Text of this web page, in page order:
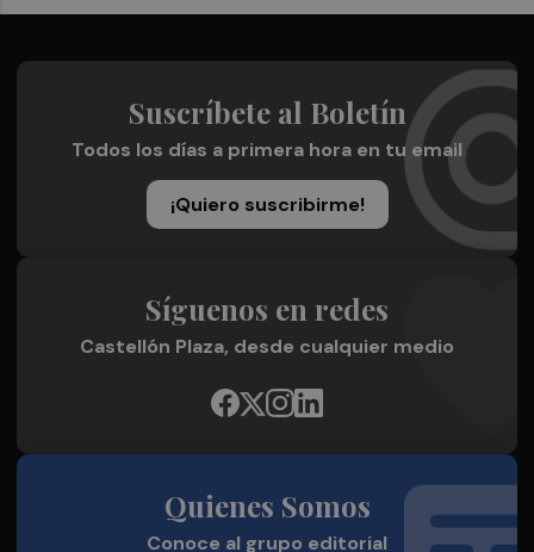
Suscríbete al Boletín
Todos los días a primera hora en tu email
¡Quiero suscribirme!
Síguenos en redes
Castellón Plaza, desde cualquier medio
Quienes Somos
Conoce al grupo editorial